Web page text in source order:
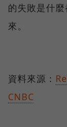
的失敗是什
來。
資料來源：
CNBC